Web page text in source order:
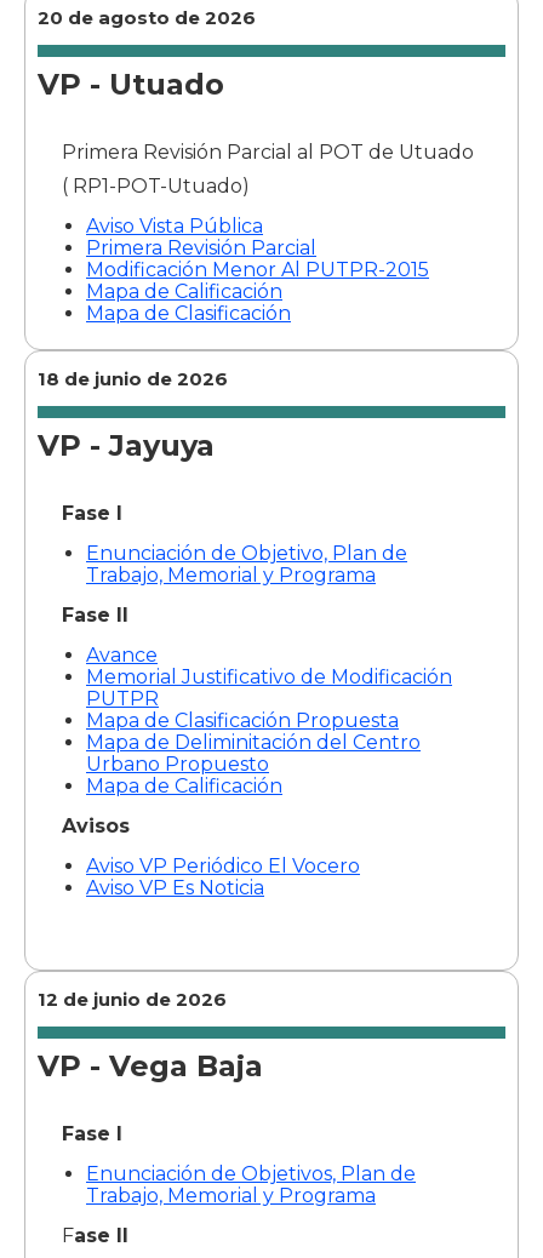
20 de agosto de 2026
VP - Utuado
Primera Revisión Parcial al POT de Utuado
( RP1-POT-Utuado)
Aviso Vista Pública
Primera Revisión Parcial
Modificación Menor Al PUTPR-2015
Mapa de Calificación
Mapa de Clasificación
18 de junio de 2026
VP - Jayuya
Fase I
Enunciación de Objetivo, Plan de
Trabajo, Memorial y Programa
Fase II
Avance
Memorial Justificativo de Modificación
PUTPR
Mapa de Clasificación Propuesta
Mapa de Deliminitación del Centro
Urbano Propuesto
Mapa de Calificación
Avisos
Aviso VP Periódico El Vocero
Aviso VP Es Noticia
12 de junio de 2026
VP - Vega Baja
Fase I
Enunciación de Objetivos, Plan de
Trabajo, Memorial y Programa
Fase II